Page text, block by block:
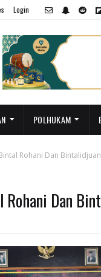
Login
POLHUKAM
Rohani Dan
Dan